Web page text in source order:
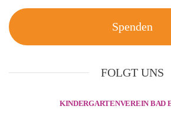
Spenden
FOLGT UNS
KINDERGARTENVEREIN BAD